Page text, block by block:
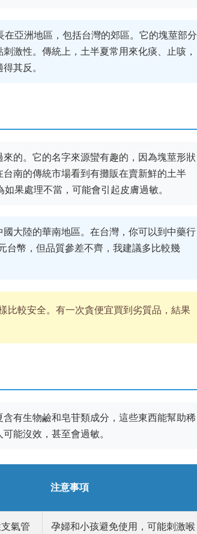
亞洲地區，包括台灣的郊區。它的塊莖部分
激性。傳統上，土半夏常用來化痰、止咳，
其反。
的。它的名字來源蠻有趣的，因為塊莖形狀
南的傳統市場看到有攤販在賣新鮮的土半
果處理不當，可能會引起皮膚過敏。
大陸的華南地區。在台灣，你可以到中藥行
台幣，但品質參差不齊，我建議多比較幾
比較安全。有一次貪便宜買到劣質品，結果
有生物鹼和皂苷類成分，這些東西能幫助稀
能沒效，甚至會過敏。
注意事項
氣管
孕婦和小孩避免使用，可能刺激喉